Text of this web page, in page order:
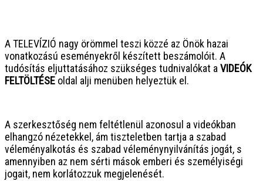
A TELEVÍZIÓ nagy örömmel teszi közzé az Önök hazai
vonatkozású eseményekről készített beszámolóit. A
tudósítás eljuttatásához szükséges tudnivalókat aVIDEÓK
FELTÖLTÉSE oldal alji menüben helyeztük el.
A szerkesztőség nem feltétlenül azonosul a videókban
elhangzó nézetekkel, ám tiszteletben tartja a szabad
véleményalkotás és szabad véleménynyilvánítás jogát, s
amennyiben az nem sérti mások emberi és személyiségi
jogait, nem korlátozzuk megjelenését.